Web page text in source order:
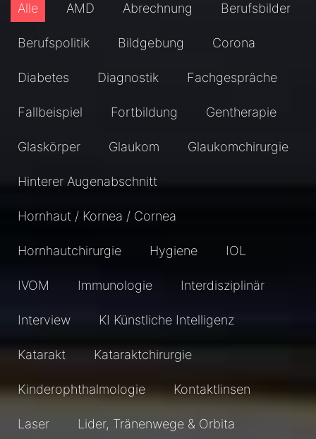
Alle AMD Abrechnung Berufsbilder
Berufspolitik Bildgebung Corona
Diabetes Diagnostik Fachgespräche
Fallbeispiel Fortbildung Gentherapie
Glaskörper Glaukom Glaukomchirurgie
Hinterer Augenabschnitt
Hornhaut / Kornea / Cornea
Hornhautchirurgie Hygiene IOL
IVOM Immunologie Interdisziplinär
Interview KI Künstliche Intelligenz
Katarakt Kataraktchirurgie
Kinderophthalmologie Kontaktlinsen
Laser Lider, Tränenwege & Orbita